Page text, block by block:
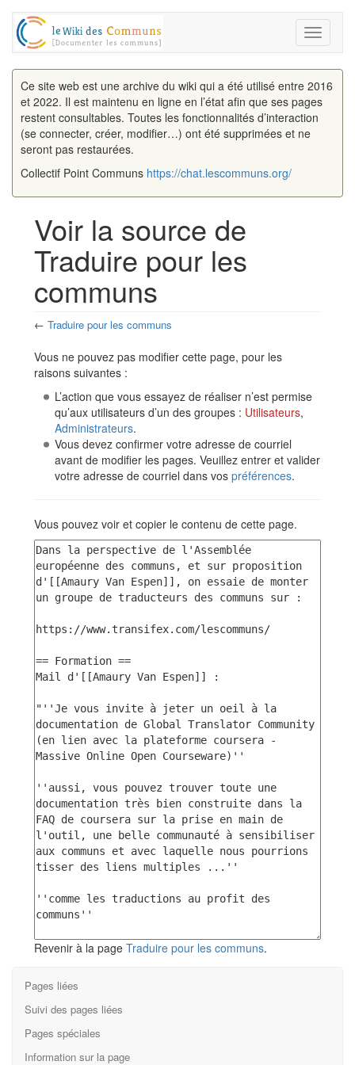
Toggle
Ce site web est une archive du wiki qui a été utilisé entre 2016
et 2022. Il est maintenu en ligne en l’état afin que ses pages
restent consultables. Toutes les fonctionnalités d’interaction
(se connecter, créer, modifier…) ont été supprimées et ne
seront pas restaurées.
Collectif Point Communs https://chat.lescommuns.org/
Voir la source de
Traduire pour les
communs
← Traduire pour les communs
Vous ne pouvez pas modifier cette page, pour les
raisons suivantes :
L’action que vous essayez de réaliser n’est permise
qu’aux utilisateurs d’un des groupes : Utilisateurs,
Administrateurs.
Vous devez confirmer votre adresse de courriel
avant de modifier les pages. Veuillez entrer et valider
votre adresse de courriel dans vos préférences.
Vous pouvez voir et copier le contenu de cette page.
Revenir à la page Traduire pour les communs.
Pages liées
Suivi des pages liées
Pages spéciales
Information sur la page